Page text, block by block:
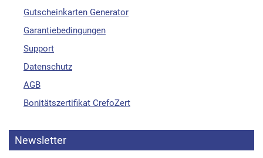
Gutscheinkarten Generator
Garantiebedingungen
Support
Datenschutz
AGB
Bonitätszertifikat CrefoZert
Newsletter